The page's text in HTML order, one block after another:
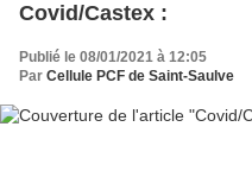
Covid/Castex :
Publié le 08/01/2021 à 12:05
Par Cellule PCF de Saint-Saulve